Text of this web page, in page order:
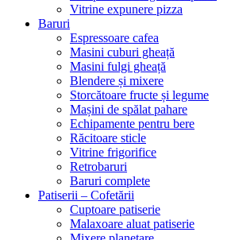
Vitrine expunere pizza
Baruri
Espressoare cafea
Masini cuburi gheață
Masini fulgi gheață
Blendere și mixere
Storcătoare fructe și legume
Mașini de spălat pahare
Echipamente pentru bere
Răcitoare sticle
Vitrine frigorifice
Retrobaruri
Baruri complete
Patiserii – Cofetării
Cuptoare patiserie
Malaxoare aluat patiserie